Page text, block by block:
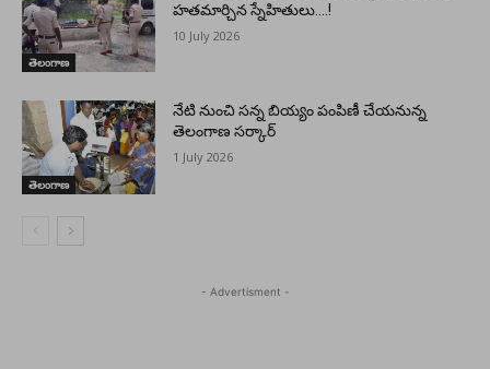
తెలంగాణ
హతమార్చిన స్నేహితులు….!
10 July 2026
తెలంగాణ
నేటి నుంచి సన్న బియ్యం పంపిణీ చేయనున్న
తెలంగాణ సర్కార్
1 July 2026
- Advertisment -